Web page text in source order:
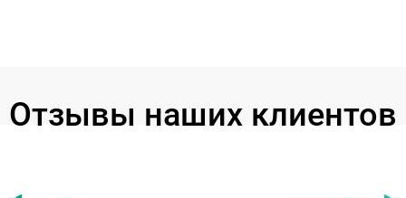
Отзывы наших клиентов